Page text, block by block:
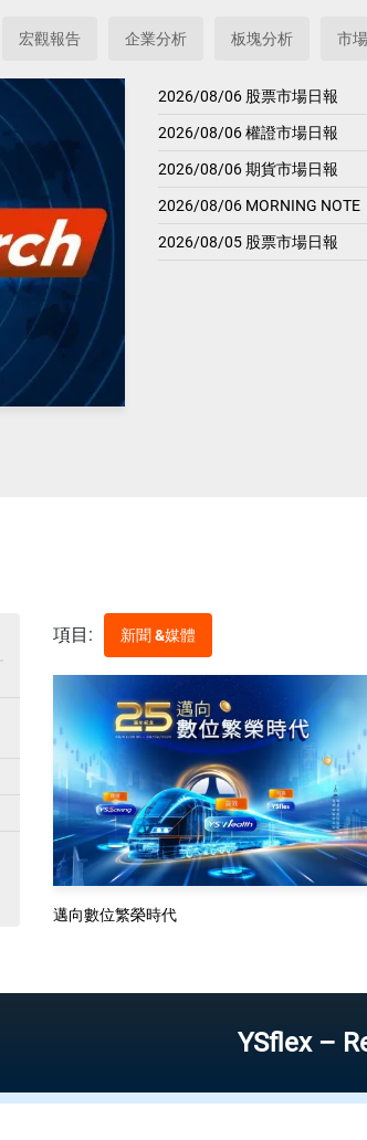
宏觀報告 企業分析 板塊分析 市
2026/08/06 股票市場日報
2026/08/06 權證市場日報
2026/08/06 期貨市場日報
2026/08/06 MORNING NOTE
2026/08/05 股票市場日報
項目: 新聞 &媒體
邁向數位繁榮時代
YSflex – Reliable